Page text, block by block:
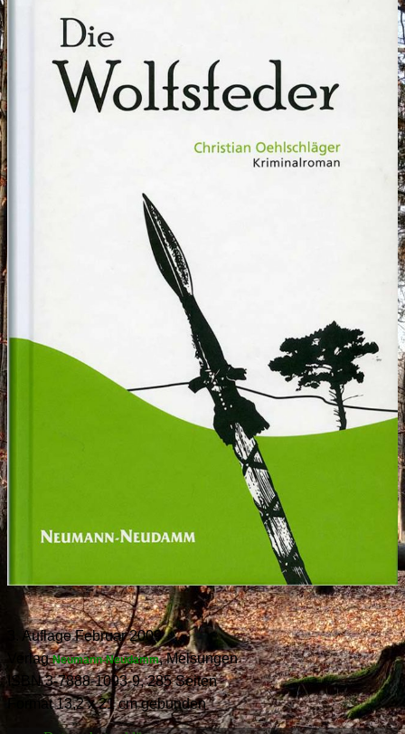
3. Auflage Februar 2009
VerlagNeumann-Neudamm, Melsungen
ISBN 3-7888-1093-9, 285 Seiten
Format 13,2 x 21 cm gebunden